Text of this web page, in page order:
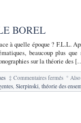
BOREL
à quelle époque ? F.L.L.
beaucoup plus
sur la théorie des
‡ Commentaires ferméssur
34.
°
,Sierpinski ,théorie des